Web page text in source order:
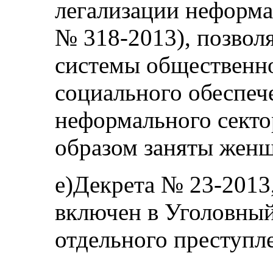
легализации
№ 318-2013),
системы
социального
неформального
образом заняты
e)Декрета № 23-
включен в
отдельного